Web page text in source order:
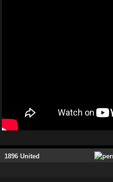
1896 United